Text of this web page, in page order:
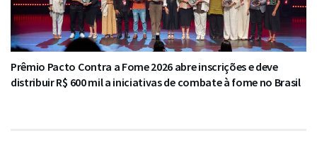
Prêmio Pacto Contra a Fome 2026 abre inscrições e deve
distribuir R$ 600 mil a iniciativas de combate à fome no Brasil